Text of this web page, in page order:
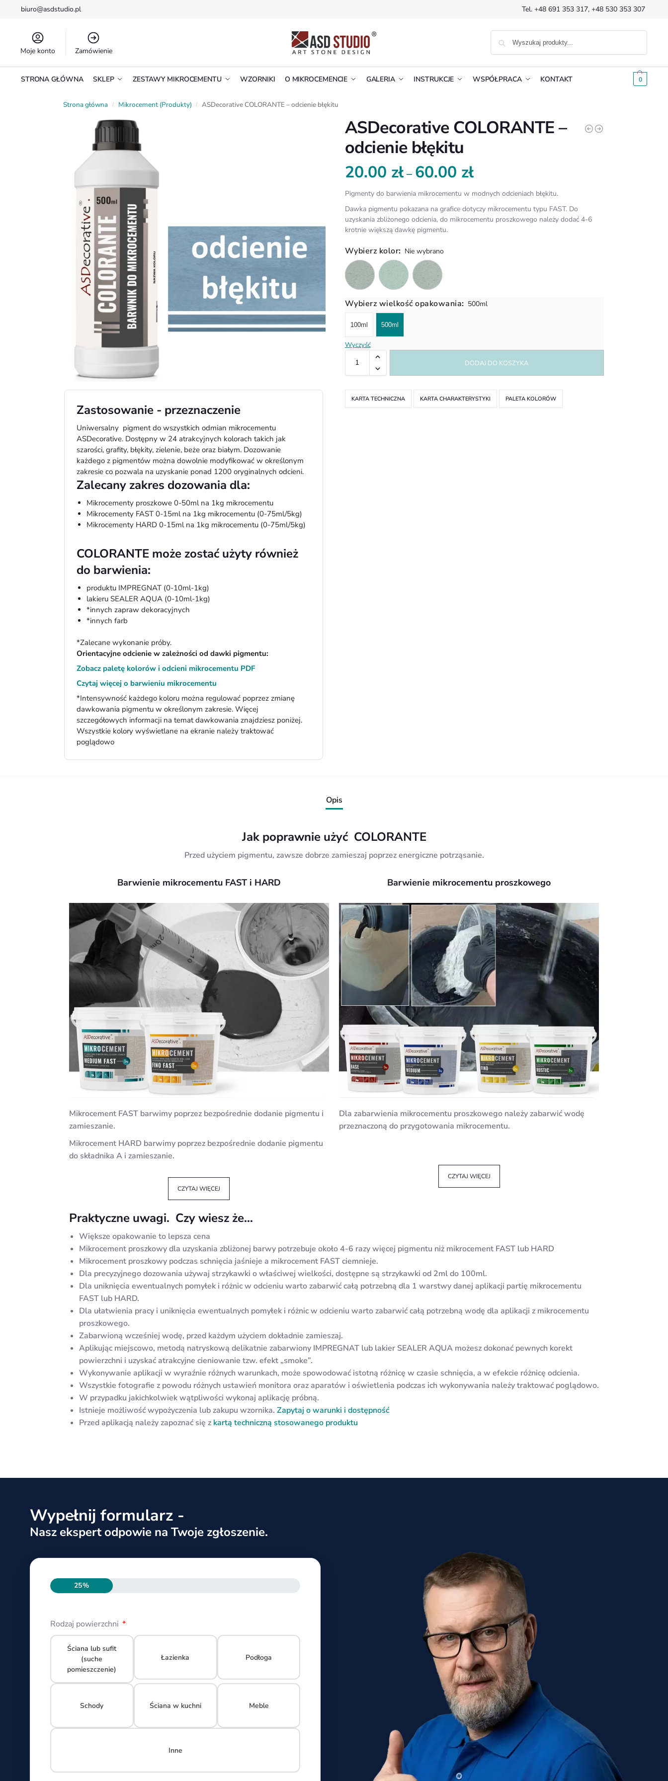
biuro@asdstudio.pl Tel. +48 691 353 317, +48 530 353 307
Moje konto Zamówienie
STRONA GŁÓWNA SKLEP ZESTAWY MIKROCEMENTU WZORNIKI O MIKROCEMENCIE GALERIA INSTRUKCJE WSPÓŁPRACA KONTAKT 0
Strona główna / Mikrocement (Produkty) / ASDecorative COLORANTE – odcienie błękitu
Zastosowanie - przeznaczenie
Uniwersalny pigment do wszystkich odmian mikrocementu
ASDecorative. Dostępny w 24 atrakcyjnych kolorach takich jak
szarości, grafity, błękity, zielenie, beże oraz białym. Dozowanie
każdego z pigmentów można dowolnie modyfikować w określonym
zakresie co pozwala na uzyskanie ponad 1200 oryginalnych odcieni.
Zalecany zakres dozowania dla:
Mikrocementy proszkowe 0-50ml na 1kg mikrocementu
Mikrocementy FAST 0-15ml na 1kg mikrocementu (0-75ml/5kg)
Mikrocementy HARD 0-15ml na 1kg mikrocementu (0-75ml/5kg)
COLORANTE może zostać użyty również
do barwienia:
produktu IMPREGNAT (0-10ml-1kg)
lakieru SEALER AQUA (0-10ml-1kg)
*innych zapraw dekoracyjnych
*innych farb
*Zalecane wykonanie próby.
Orientacyjne odcienie w zależności od dawki pigmentu:
Zobacz paletę kolorów i odcieni mikrocementu PDF
Czytaj więcej o barwieniu mikrocementu
*Intensywność każdego koloru można regulować poprzez zmianę
dawkowania pigmentu w określonym zakresie. Więcej
szczegółowych informacji na temat dawkowania znajdziesz poniżej.
Wszystkie kolory wyświetlane na ekranie należy traktować
poglądowo
ASDecorative COLORANTE –
odcienie błękitu
20.00 zł – 60.00 zł
Pigmenty do barwienia mikrocementu w modnych odcieniach błękitu.
Dawka pigmentu pokazana na grafice dotyczy mikrocementu typu FAST. Do
uzyskania zbliżonego odcienia, do mikrocementu proszkowego należy dodać 4-6
krotnie większą dawkę pigmentu.
Wybierz kolor: Nie wybrano
Wybierz wielkość opakowania: 500ml
100ml 500ml
Wyczyść
DODAJ DO KOSZYKA
KARTA TECHNICZNA KARTA CHARAKTERYSTYKI PALETA KOLORÓW
Opis
Jak poprawnie użyć COLORANTE
Przed użyciem pigmentu, zawsze dobrze zamieszaj poprzez energiczne potrząsanie.
Barwienie mikrocementu FAST i HARD
Mikrocement FAST barwimy poprzez bezpośrednie dodanie pigmentu i
zamieszanie.
Mikrocement HARD barwimy poprzez bezpośrednie dodanie pigmentu
do składnika A i zamieszanie.
CZYTAJ WIĘCEJ
Barwienie mikrocementu proszkowego
Dla zabarwienia mikrocementu proszkowego należy zabarwić wodę
przeznaczoną do przygotowania mikrocementu.
CZYTAJ WIĘCEJ
Praktyczne uwagi. Czy wiesz że…
Większe opakowanie to lepsza cena
Mikrocement proszkowy dla uzyskania zbliżonej barwy potrzebuje około 4-6 razy więcej pigmentu niż mikrocement FAST lub HARD
Mikrocement proszkowy podczas schnięcia jaśnieje a mikrocement FAST ciemnieje.
Dla precyzyjnego dozowania używaj strzykawki o właściwej wielkości, dostępne są strzykawki od 2ml do 100ml.
Dla uniknięcia ewentualnych pomyłek i różnic w odcieniu warto zabarwić całą potrzebną dla 1 warstwy danej aplikacji partię mikrocementu
FAST lub HARD.
Dla ułatwienia pracy i uniknięcia ewentualnych pomyłek i różnic w odcieniu warto zabarwić całą potrzebną wodę dla aplikacji z mikrocementu
proszkowego.
Zabarwioną wcześniej wodę, przed każdym użyciem dokładnie zamieszaj.
Aplikując miejscowo, metodą natryskową delikatnie zabarwiony IMPREGNAT lub lakier SEALER AQUA możesz dokonać pewnych korekt
powierzchni i uzyskać atrakcyjne cieniowanie tzw. efekt „smoke”.
Wykonywanie aplikacji w wyraźnie różnych warunkach, może spowodować istotną różnicę w czasie schnięcia, a w efekcie różnicę odcienia.
Wszystkie fotografie z powodu różnych ustawień monitora oraz aparatów i oświetlenia podczas ich wykonywania należy traktować poglądowo.
W przypadku jakichkolwiek wątpliwości wykonaj aplikację próbną.
Istnieje możliwość wypożyczenia lub zakupu wzornika. Zapytaj o warunki i dostępność
Przed aplikacją należy zapoznać się z kartą techniczną stosowanego produktu
Wypełnij formularz -
Nasz ekspert odpowie na Twoje zgłoszenie.
25%
Rodzaj powierzchni
Ściana lub sufit
(suche
pomieszczenie)
Łazienka Podłoga
Schody Ściana w kuchni Meble
Inne